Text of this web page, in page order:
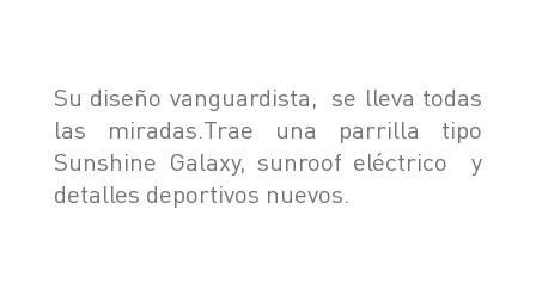
Su diseño vanguardista, se lleva todas
las miradas.Trae una parrilla tipo
Sunshine Galaxy, sunroof eléctrico y
detalles deportivos nuevos.